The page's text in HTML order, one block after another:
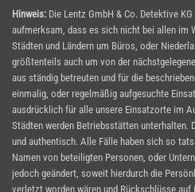
Hinweis: Die Lentz GmbH & Co. Detektive
aufmerksam, dass es sich nicht bei allen im
Städten und Ländern um Büros, oder
größtenteils auch um von der
aus ständig betreuten und für die
einmalig, oder regelmäßig aufgesuchte
ausdrücklich für alle unsere Einsatzorte im
Städten werden Betriebsstätten unterhalten.
und authentisch. Alle Fälle haben sich so
Namen von beteiligten Personen, oder
jedoch geändert, soweit hierdurch die
verletzt worden wären und Rückschlüsse